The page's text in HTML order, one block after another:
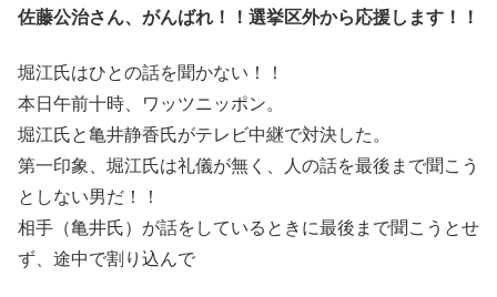
佐藤公治さん、がんばれ！！選挙区外から応援します！！
堀江氏はひとの話を聞かない！！
本日午前十時、ワッツニッポン。
堀江氏と亀井静香氏がテレビ中継で対決した。
第一印象、堀江氏は礼儀が無く、人の話を最後まで聞こう
としない男だ！！
相手（亀井氏）が話をしているときに最後まで聞こうとせ
ず、途中で割り込んで